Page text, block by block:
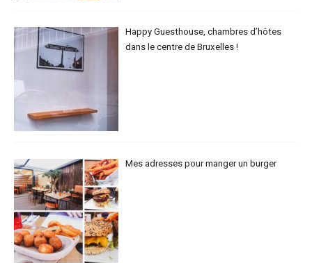
Happy Guesthouse, chambres d’hôtes
dans le centre de Bruxelles !
Mes adresses pour manger un burger